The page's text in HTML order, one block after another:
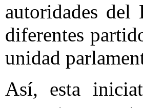
autoridades del
diferentes
unidad
Así, esta